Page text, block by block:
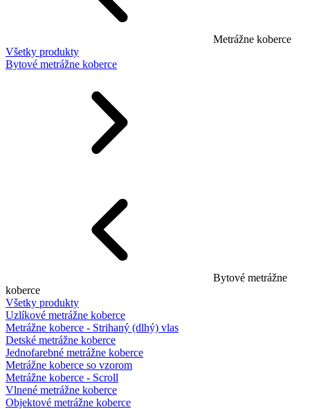
Metrážne koberce
Všetky produkty
Bytové metrážne koberce
Bytové metrážne
koberce
Všetky produkty
Uzlíkové metrážne koberce
Metrážne koberce - Strihaný (dlhý) vlas
Detské metrážne koberce
Jednofarebné metrážne koberce
Metrážne koberce so vzorom
Metrážne koberce - Scroll
Vlnené metrážne koberce
Objektové metrážne koberce